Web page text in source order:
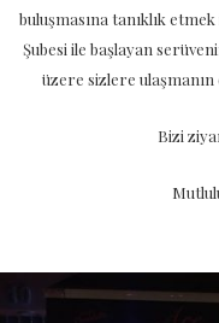
buluşmasına tanıklık
Şubesi ile başlayan
üzere sizlere ulaşmanın
Bizi